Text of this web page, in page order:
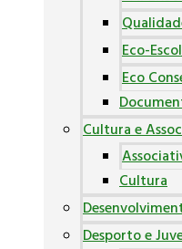
Eco-
Eco
Cultura e
Cultura
Desporto e